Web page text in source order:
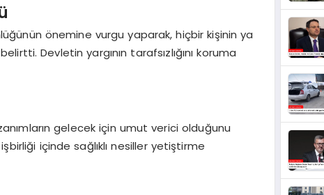
önemine vurgu yaparak, hiçbir kişinin ya
Devletin yargının tarafsızlığını koruma
gelecek için umut verici olduğunu
içinde sağlıklı nesiller yetiştirme